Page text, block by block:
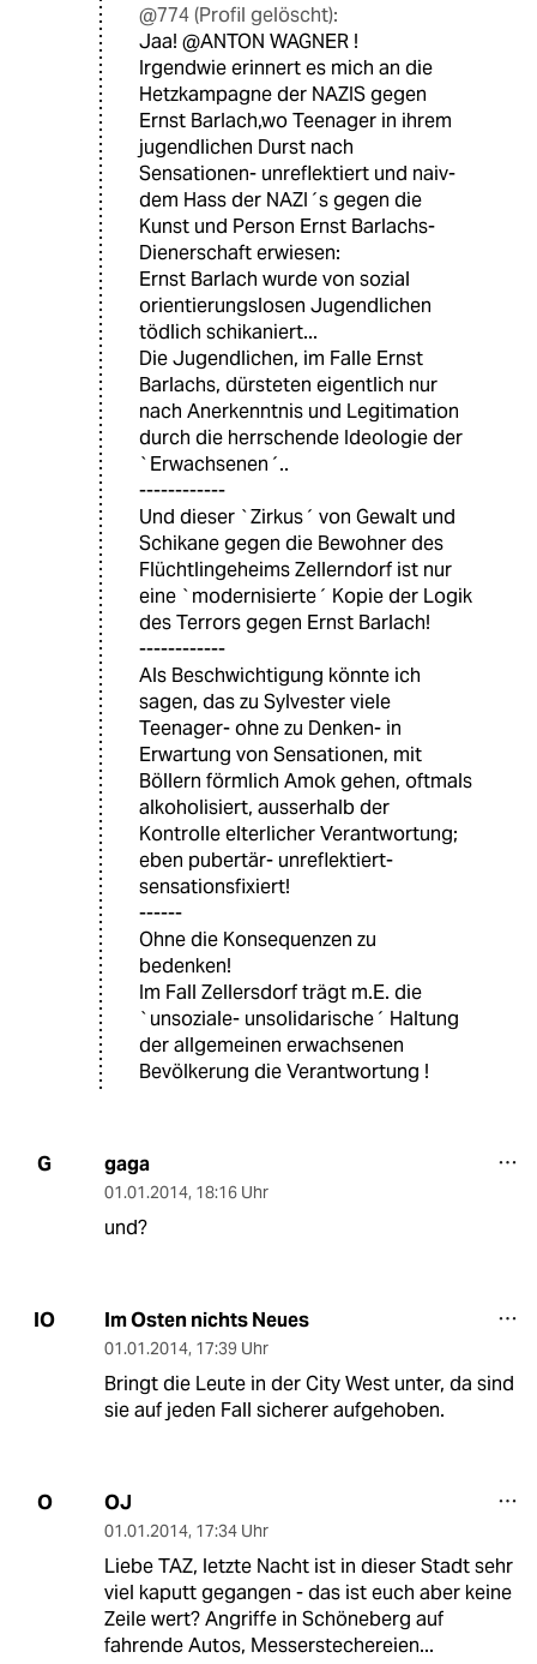
@774 (Profil gelöscht):
Jaa! @ANTON WAGNER !
Irgendwie erinnert es mich an die
Hetzkampagne der NAZIS gegen
Ernst Barlach,wo Teenager in ihrem
jugendlichen Durst nach
Sensationen- unreflektiert und naiv-
dem Hass der NAZI´s gegen die
Kunst und Person Ernst Barlachs-
Dienerschaft erwiesen:
Ernst Barlach wurde von sozial
orientierungslosen Jugendlichen
tödlich schikaniert...
Die Jugendlichen, im Falle Ernst
Barlachs, dürsteten eigentlich nur
nach Anerkenntnis und Legitimation
durch die herrschende Ideologie der
`Erwachsenen´..
------------
Und dieser `Zirkus´ von Gewalt und
Schikane gegen die Bewohner des
Flüchtlingeheims Zellerndorf ist nur
eine `modernisierte´ Kopie der Logik
des Terrors gegen Ernst Barlach!
------------
Als Beschwichtigung könnte ich
sagen, das zu Sylvester viele
Teenager- ohne zu Denken- in
Erwartung von Sensationen, mit
Böllern förmlich Amok gehen, oftmals
alkoholisiert, ausserhalb der
Kontrolle elterlicher Verantwortung;
eben pubertär- unreflektiert-
sensationsfixiert!
------
Ohne die Konsequenzen zu
bedenken!
Im Fall Zellersdorf trägt m.E. die
`unsoziale- unsolidarische´ Haltung
der allgemeinen erwachsenen
Bevölkerung die Verantwortung !
G gaga
01.01.2014, 18:16 Uhr
und?
IO Im Osten nichts Neues
01.01.2014, 17:39 Uhr
Bringt die Leute in der City West unter, da sind
sie auf jeden Fall sicherer aufgehoben.
O OJ
01.01.2014, 17:34 Uhr
Liebe TAZ, letzte Nacht ist in dieser Stadt sehr
viel kaputt gegangen - das ist euch aber keine
Zeile wert? Angriffe in Schöneberg auf
fahrende Autos, Messerstechereien...